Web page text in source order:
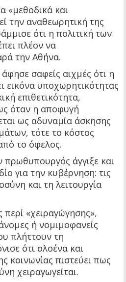
«μεθοδικά και
την αναθεωρητική της
ότι η πολιτική των
πλέον να
την Αθήνα.
σαφείς αιχμές ότι η
εικόνα υποχωρητικότητας
επιθετικότητα,
όταν η αποφυγή
ως αδυναμία άσκησης
τότε το κόστος
το όφελος.
άγγιξε και
για την κυβέρνηση: τις
και τη λειτουργία
περί «χειραγώγησης»,
ή νομιμοφανείς
πλήττουν τη
ότι ολοένα και
κοινωνίας πιστεύει πως
χειραγωγείται.